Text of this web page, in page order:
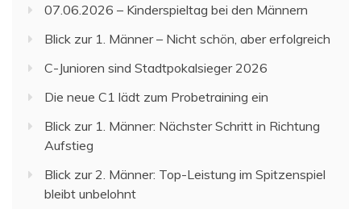
07.06.2026 – Kinderspieltag bei den Männern
Blick zur 1. Männer – Nicht schön, aber erfolgreich
C-Junioren sind Stadtpokalsieger 2026
Die neue C1 lädt zum Probetraining ein
Blick zur 1. Männer: Nächster Schritt in Richtung
Aufstieg
Blick zur 2. Männer: Top-Leistung im Spitzenspiel
bleibt unbelohnt